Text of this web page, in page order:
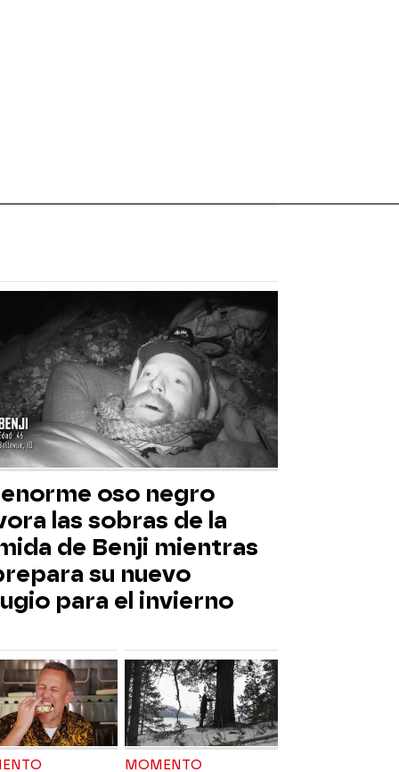
oso negro
las sobras de la
de Benji mientras
su nuevo
para el invierno
MOMENTO